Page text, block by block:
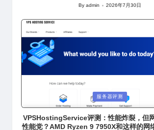
Posted
Byadmin 2026年7月30日
in
服务器评测
VPSHostingService评测：性能炸裂，但
性能党？AMD Ryzen 9 7950X和这样的网